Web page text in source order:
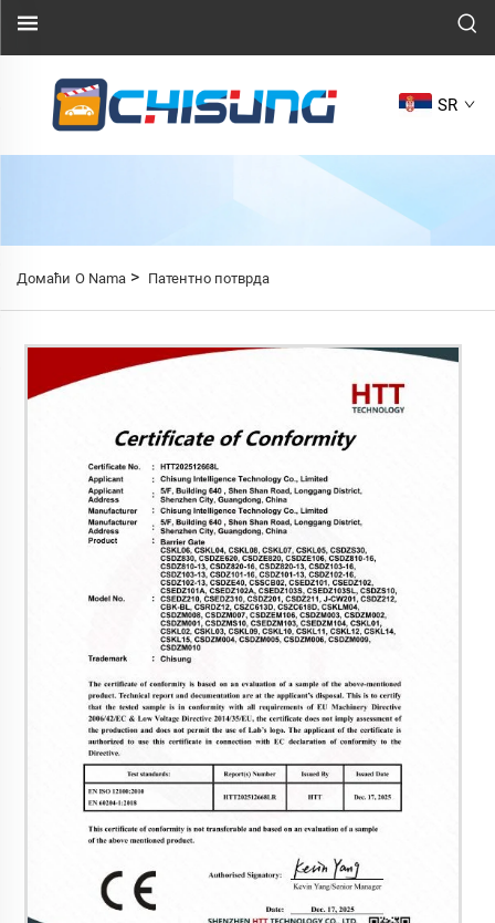
SR
Домаћи O Nama > Патентно потврда